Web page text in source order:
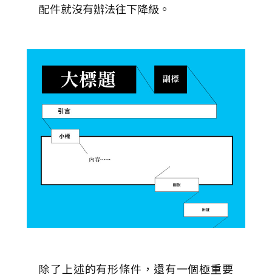
配件就沒有辦法往下降級。
除了上述的有形條件，還有一個極重要